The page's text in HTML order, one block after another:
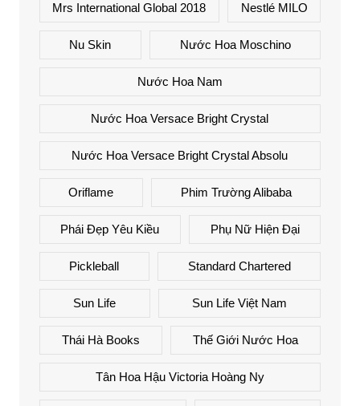
Mrs International Global 2018 Nestlé MILO
Nu Skin Nước Hoa Moschino
Nước Hoa Nam
Nước Hoa Versace Bright Crystal
Nước Hoa Versace Bright Crystal Absolu
Oriflame Phim Trường Alibaba
Phái Đẹp Yêu Kiều Phụ Nữ Hiện Đại
Pickleball Standard Chartered
Sun Life Sun Life Việt Nam
Thái Hà Books Thế Giới Nước Hoa
Tân Hoa Hậu Victoria Hoàng Ny